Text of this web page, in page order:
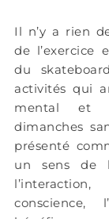
Il n’y a rien
de l’exercice
du
activités qui
mental et
dimanches
présenté
un sens de
conscience,